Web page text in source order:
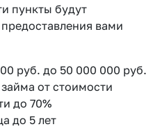
пункты будут
вами
руб. до 50 000 000 руб.
от стоимости
до 70%
до 5 лет